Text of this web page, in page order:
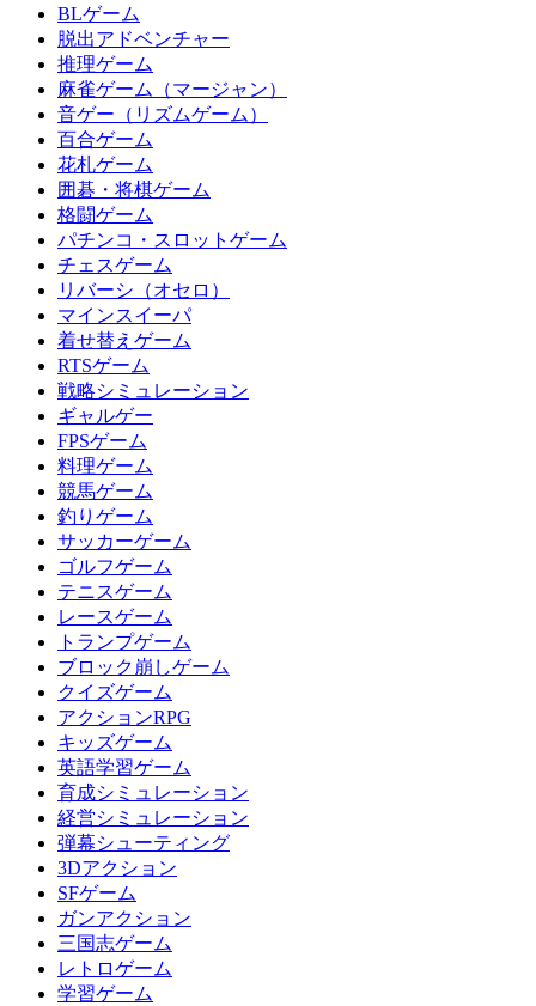
BLゲーム
脱出アドベンチャー
推理ゲーム
麻雀ゲーム（マージャン）
音ゲー（リズムゲーム）
百合ゲーム
花札ゲーム
囲碁・将棋ゲーム
格闘ゲーム
パチンコ・スロットゲーム
チェスゲーム
リバーシ（オセロ）
マインスイーパ
着せ替えゲーム
RTSゲーム
戦略シミュレーション
ギャルゲー
FPSゲーム
料理ゲーム
競馬ゲーム
釣りゲーム
サッカーゲーム
ゴルフゲーム
テニスゲーム
レースゲーム
トランプゲーム
ブロック崩しゲーム
クイズゲーム
アクションRPG
キッズゲーム
英語学習ゲーム
育成シミュレーション
経営シミュレーション
弾幕シューティング
3Dアクション
SFゲーム
ガンアクション
三国志ゲーム
レトロゲーム
学習ゲーム